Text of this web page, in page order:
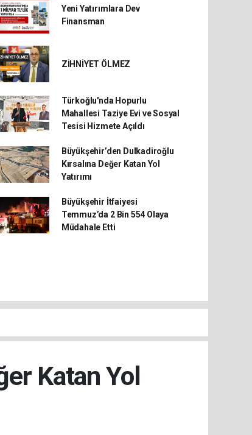
Yeni Yatırımlara Dev
Finansman
ZİHNİYET ÖLMEZ
Türkoğlu'nda Hopurlu
Mahallesi Taziye Evi ve Sosyal
Tesisi Hizmete Açıldı
Büyükşehir’den Dulkadiroğlu
Kırsalına Değer Katan Yol
Yatırımı
Büyükşehir İtfaiyesi
Temmuz’da 2 Bin 554 Olaya
Müdahale Etti
Katan Yol